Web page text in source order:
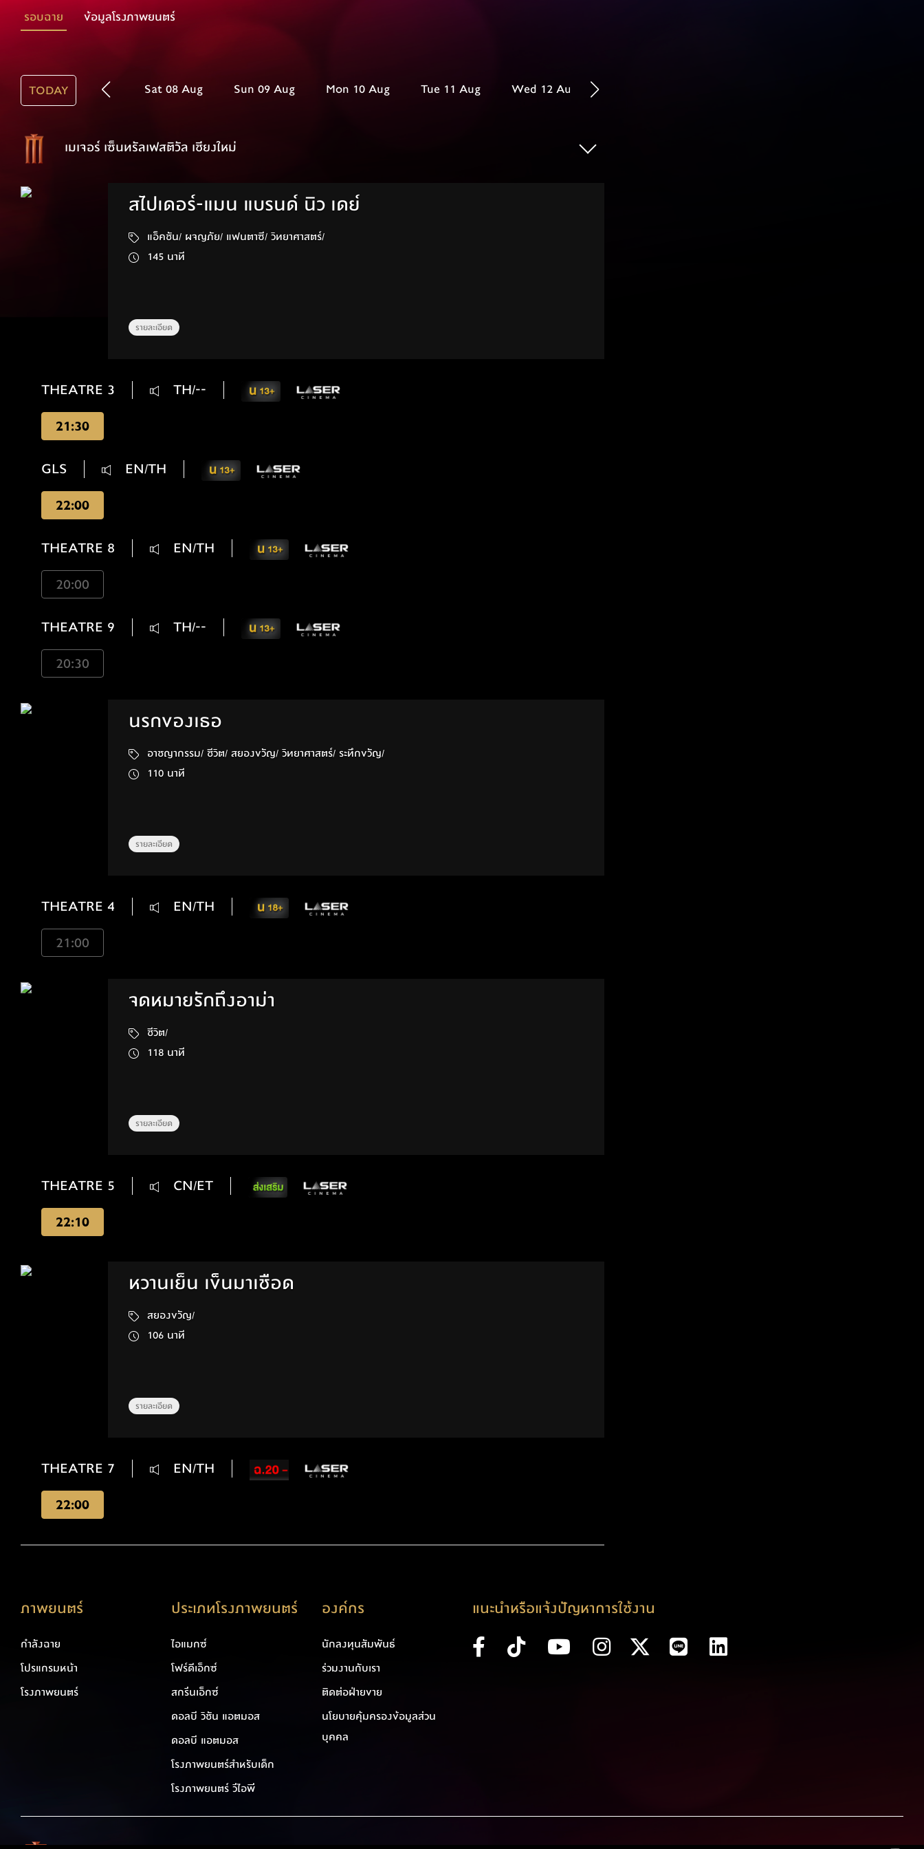
รอบฉาย ข้อมูลโรงภาพยนตร์
TODAY Sat 08 Aug Sun 09 Aug Mon 10 Aug Tue 11 Aug Wed 12 Aug
เมเจอร์ เซ็นทรัลเฟสติวัล เชียงใหม่
สไปเดอร์-แมน แบรนด์ นิว เดย์
แอ็คชัน/ ผจญภัย/ แฟนตาซี/ วิทยาศาสตร์/
145 นาที
รายละเอียด
THEATRE 3
TH/--
21:30
GLS
EN/TH
22:00
THEATRE 8
EN/TH
20:00
THEATRE 9
TH/--
20:30
นรกของเธอ
อาชญากรรม/ ชีวิต/ สยองขวัญ/ วิทยาศาสตร์/ ระทึกขวัญ/
110 นาที
รายละเอียด
THEATRE 4
EN/TH
21:00
จดหมายรักถึงอาม่า
ชีวิต/
118 นาที
รายละเอียด
THEATRE 5
CN/ET
22:10
หวานเย็น เข็นมาเชือด
สยองขวัญ/
106 นาที
รายละเอียด
THEATRE 7
EN/TH
22:00
ภาพยนตร์
กำลังฉาย
โปรแกรมหน้า
โรงภาพยนตร์
ประเภทโรงภาพยนตร์
ไอแมกซ์
โฟร์ดีเอ็กซ์
สกรีนเอ็กซ์
ดอลบี วิชัน แอตมอส
ดอลบี แอตมอส
โรงภาพยนตร์สำหรับเด็ก
โรงภาพยนตร์ วีไอพี
องค์กร
นักลงทุนสัมพันธ์
ร่วมงานกับเรา
ติดต่อฝ่ายขาย
นโยบายคุ้มครองข้อมูลส่วน
บุคคล
แนะนำหรือแจ้งปัญหาการใช้งาน